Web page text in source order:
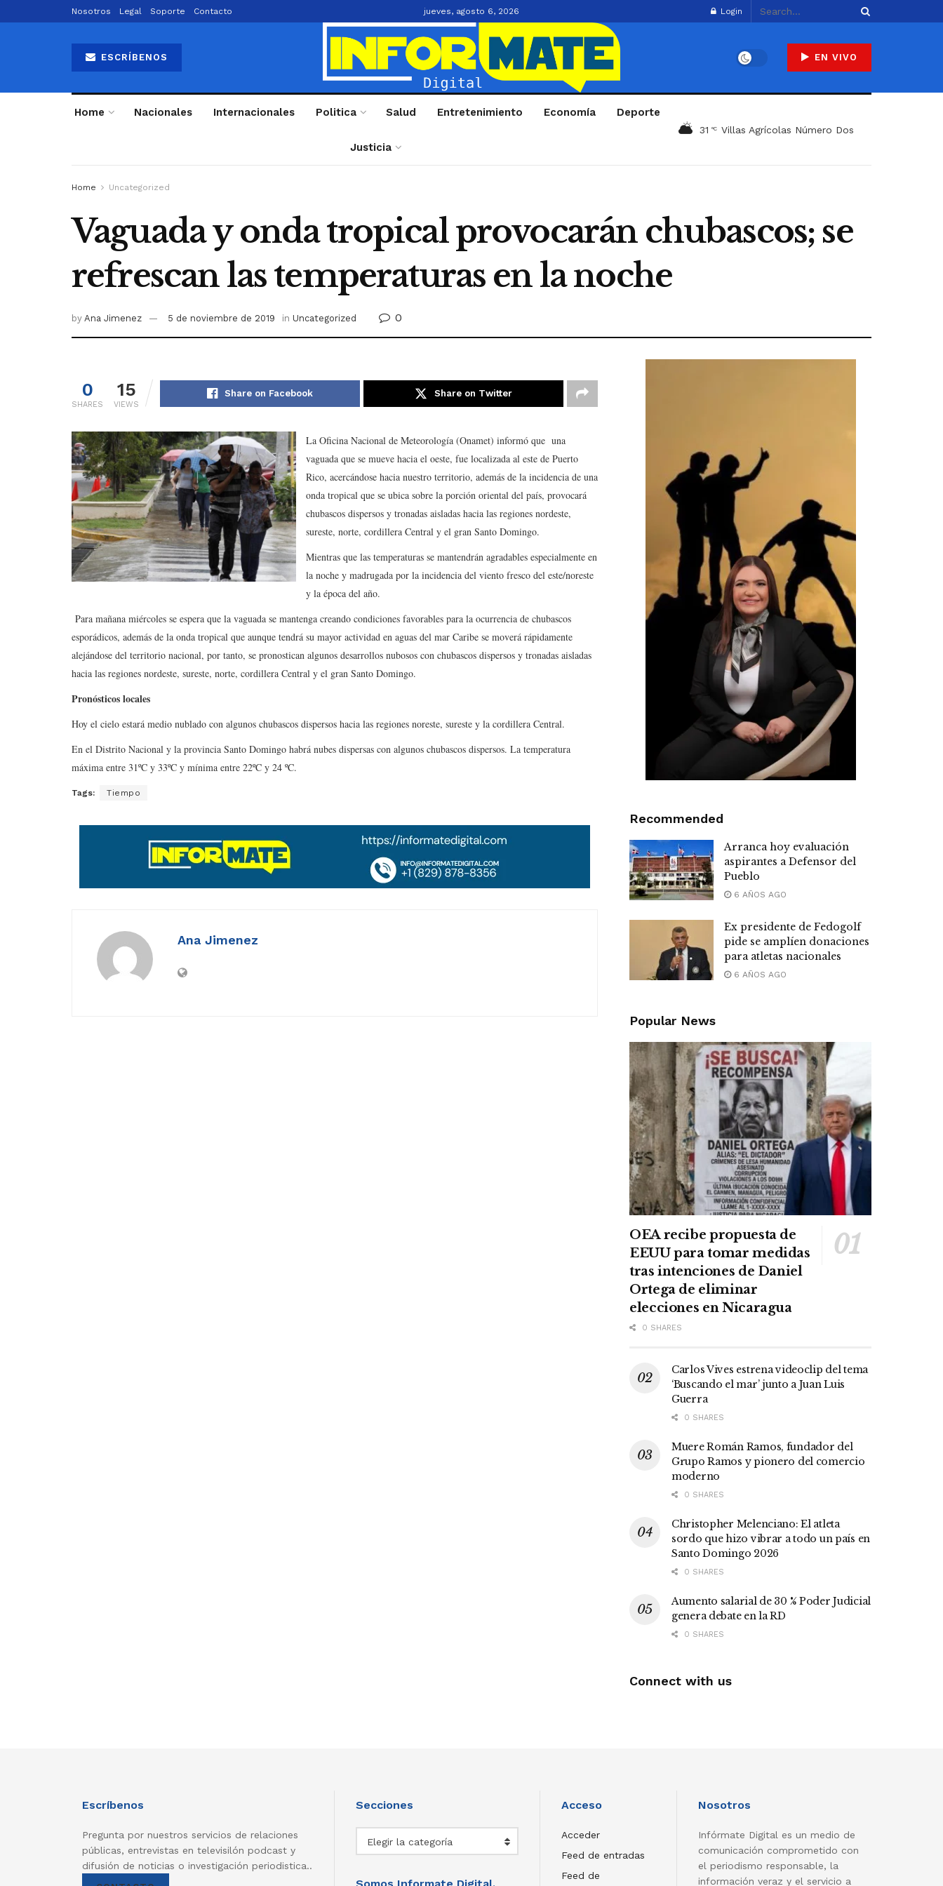
Nosotros Legal Soporte Contacto jueves, agosto 6, 2026 Login
ESCRÍBENOS EN VIVO
Home Nacionales Internacionales Politica Salud Entretenimiento Economía Deporte
Justicia
31 °C Villas Agrícolas Número Dos
Home Uncategorized
Vaguada y onda tropical provocarán chubascos; se
refrescan las temperaturas en la noche
by Ana Jimenez 5 de noviembre de 2019 in Uncategorized 0
0
SHARES
15
VIEWS
Share on Facebook Share on Twitter
La Oficina Nacional de Meteorología (Onamet) informó que una
vaguada que se mueve hacia el oeste, fue localizada al este de Puerto
Rico, acercándose hacia nuestro territorio, además de la incidencia de una
onda tropical que se ubica sobre la porción oriental del país, provocará
chubascos dispersos y tronadas aisladas hacia las regiones nordeste,
sureste, norte, cordillera Central y el gran Santo Domingo.
Mientras que las temperaturas se mantendrán agradables especialmente en
la noche y madrugada por la incidencia del viento fresco del este/noreste
y la época del año.
Para mañana miércoles se espera que la vaguada se mantenga creando condiciones favorables para la ocurrencia de chubascos
esporádicos, además de la onda tropical que aunque tendrá su mayor actividad en aguas del mar Caribe se moverá rápidamente
alejándose del territorio nacional, por tanto, se pronostican algunos desarrollos nubosos con chubascos dispersos y tronadas aisladas
hacia las regiones nordeste, sureste, norte, cordillera Central y el gran Santo Domingo.
Pronósticos locales
Hoy el cielo estará medio nublado con algunos chubascos dispersos hacia las regiones noreste, sureste y la cordillera Central.
En el Distrito Nacional y la provincia Santo Domingo habrá nubes dispersas con algunos chubascos dispersos. La temperatura
máxima entre 31ºC y 33ºC y mínima entre 22ºC y 24 ºC.
Tags: Tiempo
Ana Jimenez
Recommended
Arranca hoy evaluación
aspirantes a Defensor del
Pueblo
6 AÑOS AGO
Ex presidente de Fedogolf
pide se amplíen donaciones
para atletas nacionales
6 AÑOS AGO
Popular News
OEA recibe propuesta de
EEUU para tomar medidas
tras intenciones de Daniel
Ortega de eliminar
elecciones en Nicaragua
0 SHARES
Carlos Vives estrena videoclip del tema
‘Buscando el mar’ junto a Juan Luis
Guerra
0 SHARES
Muere Román Ramos, fundador del
Grupo Ramos y pionero del comercio
moderno
0 SHARES
Christopher Melenciano: El atleta
sordo que hizo vibrar a todo un país en
Santo Domingo 2026
0 SHARES
Aumento salarial de 30 % Poder Judicial
genera debate en la RD
0 SHARES
Connect with us
Escríbenos
Pregunta por nuestros servicios de relaciones
públicas, entrevistas en televisilón podcast y
difusión de noticias o investigación periodistica..
Secciones
Elegir la categoría
Acceso
Acceder
Feed de entradas
Feed de
Nosotros
Infórmate Digital es un medio de
comunicación comprometido con
el periodismo responsable, la
información veraz y el servicio a